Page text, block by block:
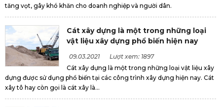
tăng vọt, gây khó khăn cho doanh nghiệp và người dân.
Cát xây dựng là một trong những loại
vật liệu xây dựng phổ biến hiện nay
09.03.2021
Lượt xem: 1897
Cát xây dựng là một trong những loại vật liệu xây
dựng được sử dụng phổ biến tại các công trình xây dựng hiện nay. Cát
xây tô hay còn gọi là cát xây là...